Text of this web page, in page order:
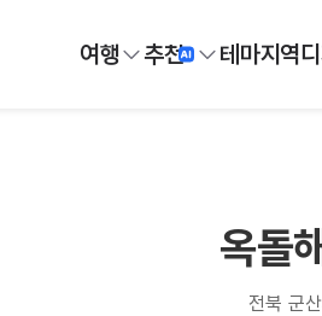
여행 추천 테마지역
옥돌
전북 군산